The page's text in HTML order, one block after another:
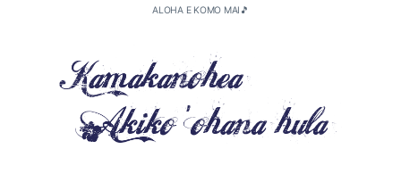
ALOHA E KOMO MAI🎵